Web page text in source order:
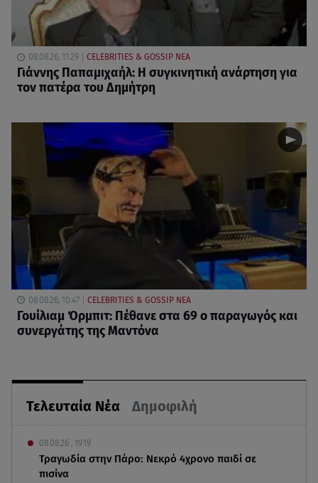
Τελευταία Νέα Δημοφιλή
08.08.26 , 19:19
Τραγωδία στην Πάρο: Νεκρό 4χρονο παιδί σε
πισίνα
08.08.26, 11:29 CELEBRITIES & GOSSIP ΝΕΑ
Γιάννης Παπαμιχαήλ: Η συγκινητική ανάρτηση για
τον πατέρα του Δημήτρη
08.08.26, 10:47 CELEBRITIES & GOSSIP ΝΕΑ
Γουίλιαμ Όρμπιτ: Πέθανε στα 69 ο παραγωγός και
συνεργάτης της Μαντόνα